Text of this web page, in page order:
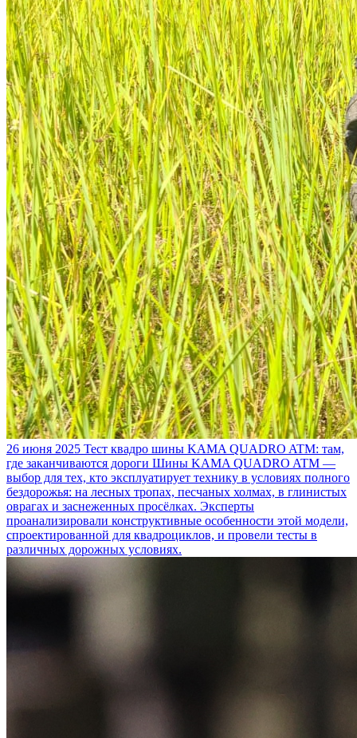
26 июня 2025 Тест квадро шины KAMA QUADRO ATM: там,
где заканчиваются дороги Шины KAMA QUADRO ATM —
выбор для тех, кто эксплуатирует технику в условиях полного
бездорожья: на лесных тропах, песчаных холмах, в глинистых
оврагах и заснеженных просёлках. Эксперты
проанализировали конструктивные особенности этой модели,
спроектированной для квадроциклов, и провели тесты в
различных дорожных условиях.